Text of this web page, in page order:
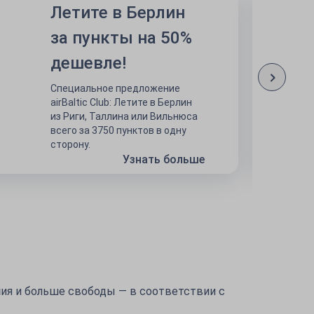
Летите в Берлин
за пункты на 50%
дешевле!
Специальное предложение
airBaltic Club: Летите в Берлин
из Риги, Таллина или Вильнюса
всего за 3750 пунктов в одну
сторону.
Узнать больше
и больше свободы — в соответствии с